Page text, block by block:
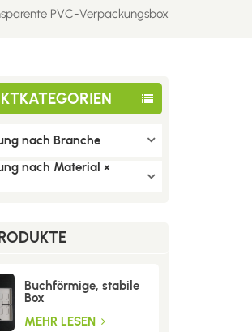
PVC-Verpackungsbox
nach Branche
nach Material ×
Buchförmige, stabile
Box
MEHR LESEN